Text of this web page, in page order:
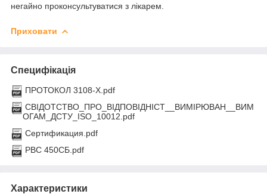
негайно проконсультуватися з лікарем.
Приховати
Специфікація
ПРОТОКОЛ 3108-Х.pdf
СВIДОТСТВО_ПРО_ВIДПОВIДНIСТ__ВИМIРЮВАН__ВИМ
ОГАМ_ДСТУ_ISO_10012.pdf
Сертификация.pdf
РВС 450СБ.pdf
Характеристики